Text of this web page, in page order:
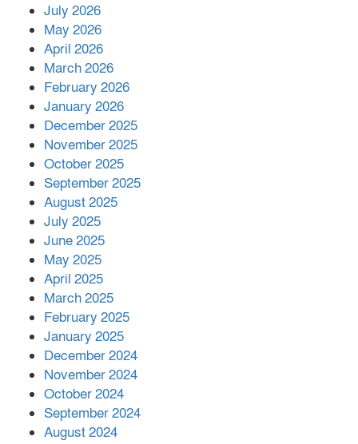
পর ফোন তারেক রহমানের,গ্যাস সঙ্কট
সহায়তা দিলেন সাচিং প্রু জেরী
July 2026
May 2026
April 2026
March 2026
February 2026
January 2026
December 2025
November 2025
October 2025
September 2025
August 2025
July 2025
June 2025
May 2025
April 2025
March 2025
February 2025
January 2025
December 2024
November 2024
October 2024
September 2024
August 2024